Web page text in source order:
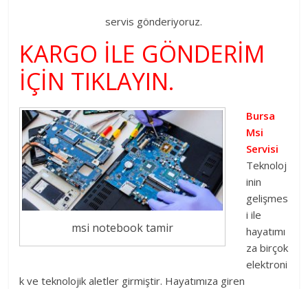
servis gönderiyoruz.
KARGO İLE GÖNDERİM
İÇİN TIKLAYIN.
msi notebook tamir
Bursa
Msi
Servisi
Teknoloj
inin
gelişmes
i ile
hayatımı
za birçok
elektroni
k ve teknolojik aletler girmiştir. Hayatımıza giren